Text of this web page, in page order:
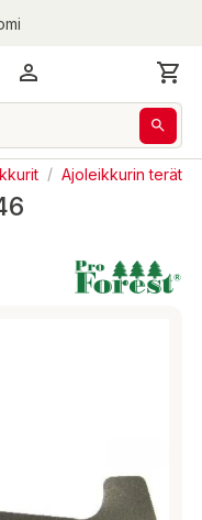
/ Ajoleikkurin terät